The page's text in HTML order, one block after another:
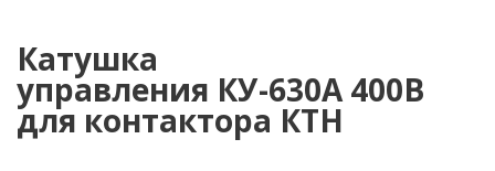
Катушка
управления КУ-630А 400В
для контактора КТН